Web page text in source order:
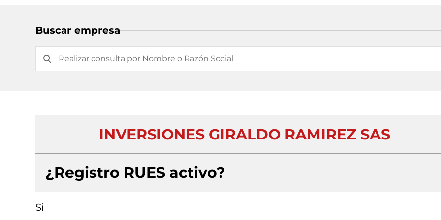
Buscar empresa
INVERSIONES GIRALDO RAMIREZ SAS
¿Registro RUES activo?
Si